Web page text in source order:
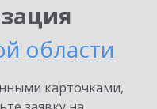
области
карточками,